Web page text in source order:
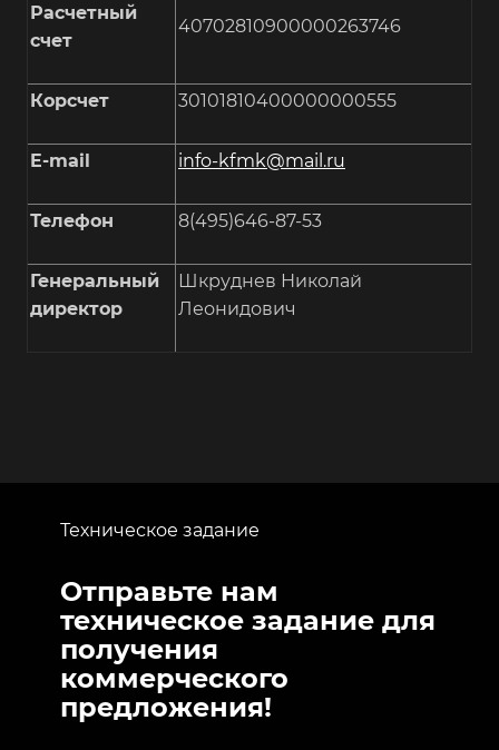
Расчетный
счет
40702810900000263746
Корсчет 30101810400000000555
E-mail info-kfmk@mail.ru
Телефон 8(495)646-87-53
Генеральный
директор
Шкруднев Николай
Леонидович
Техническое задание
Отправьте нам
техническое задание для
получения
коммерческого
предложения!